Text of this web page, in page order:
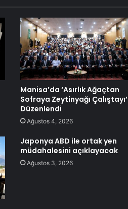
Manisa’da ‘Asırlık Ağaçtan
Sofraya Zeytinyağı Çalıştayı’
Düzenlendi
Ağustos 4, 2026
Japonya ABD ile ortak yen
müdahalesini açıklayacak
Ağustos 3, 2026